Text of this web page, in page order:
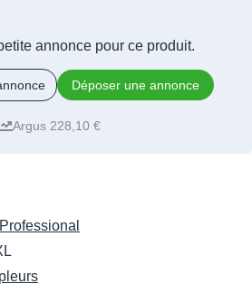
annonce pour ce produit.
Déposer une annonce
Argus 228,10 €